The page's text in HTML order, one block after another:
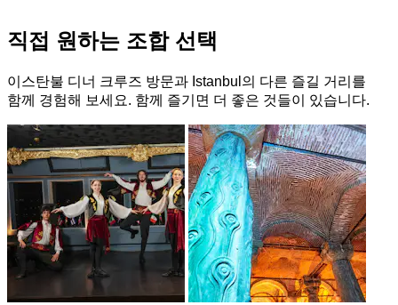
직접 원하는 조합 선택
이스탄불 디너 크루즈 방문과 Istanbul의 다른 즐길 거리를
함께 경험해 보세요. 함께 즐기면 더 좋은 것들이 있습니다.